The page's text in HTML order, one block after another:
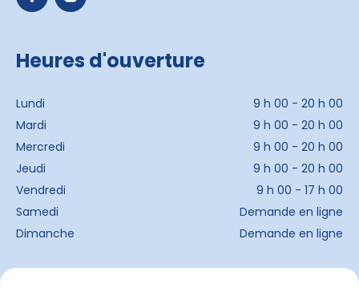
Heures d'ouverture
Lundi
9 h 00 - 20 h 00
Mardi
9 h 00 - 20 h 00
Mercredi
9 h 00 - 20 h 00
Jeudi
9 h 00 - 20 h 00
Vendredi
9 h 00 - 17 h 00
Samedi
Demande en ligne
Dimanche
Demande en ligne